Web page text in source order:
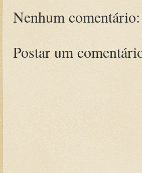
Nenhum comentário:
Postar um